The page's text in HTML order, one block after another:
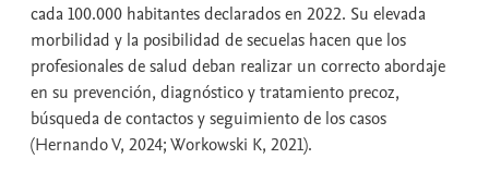
cada 100.000 habitantes declarados en 2022. Su elevada
morbilidad y la posibilidad de secuelas hacen que los
profesionales de salud deban realizar un correcto abordaje
en su prevención, diagnóstico y tratamiento precoz,
búsqueda de contactos y seguimiento de los casos
(Hernando V, 2024; Workowski K, 2021).